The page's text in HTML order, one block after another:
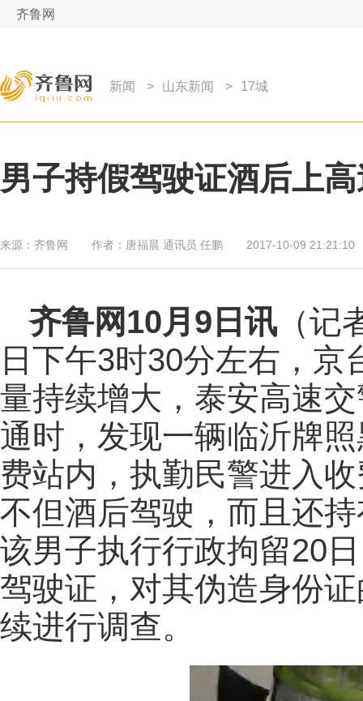
齐鲁网
新闻 > 山东新闻 > 17城
男子持假驾驶证酒后上
来源： 齐鲁网 作者： 唐福晨 通讯员 任鹏 2017-10-09 21:21:10
齐鲁网 10月9日讯 （
日下午3时30分左右，
量持续增大，泰安高速
通时，发现一辆临沂牌
费站内，执勤民警进入
不但酒后驾驶，而且还
该男子执行行政拘留20
驾驶证，对其伪造身份
续进行调查。